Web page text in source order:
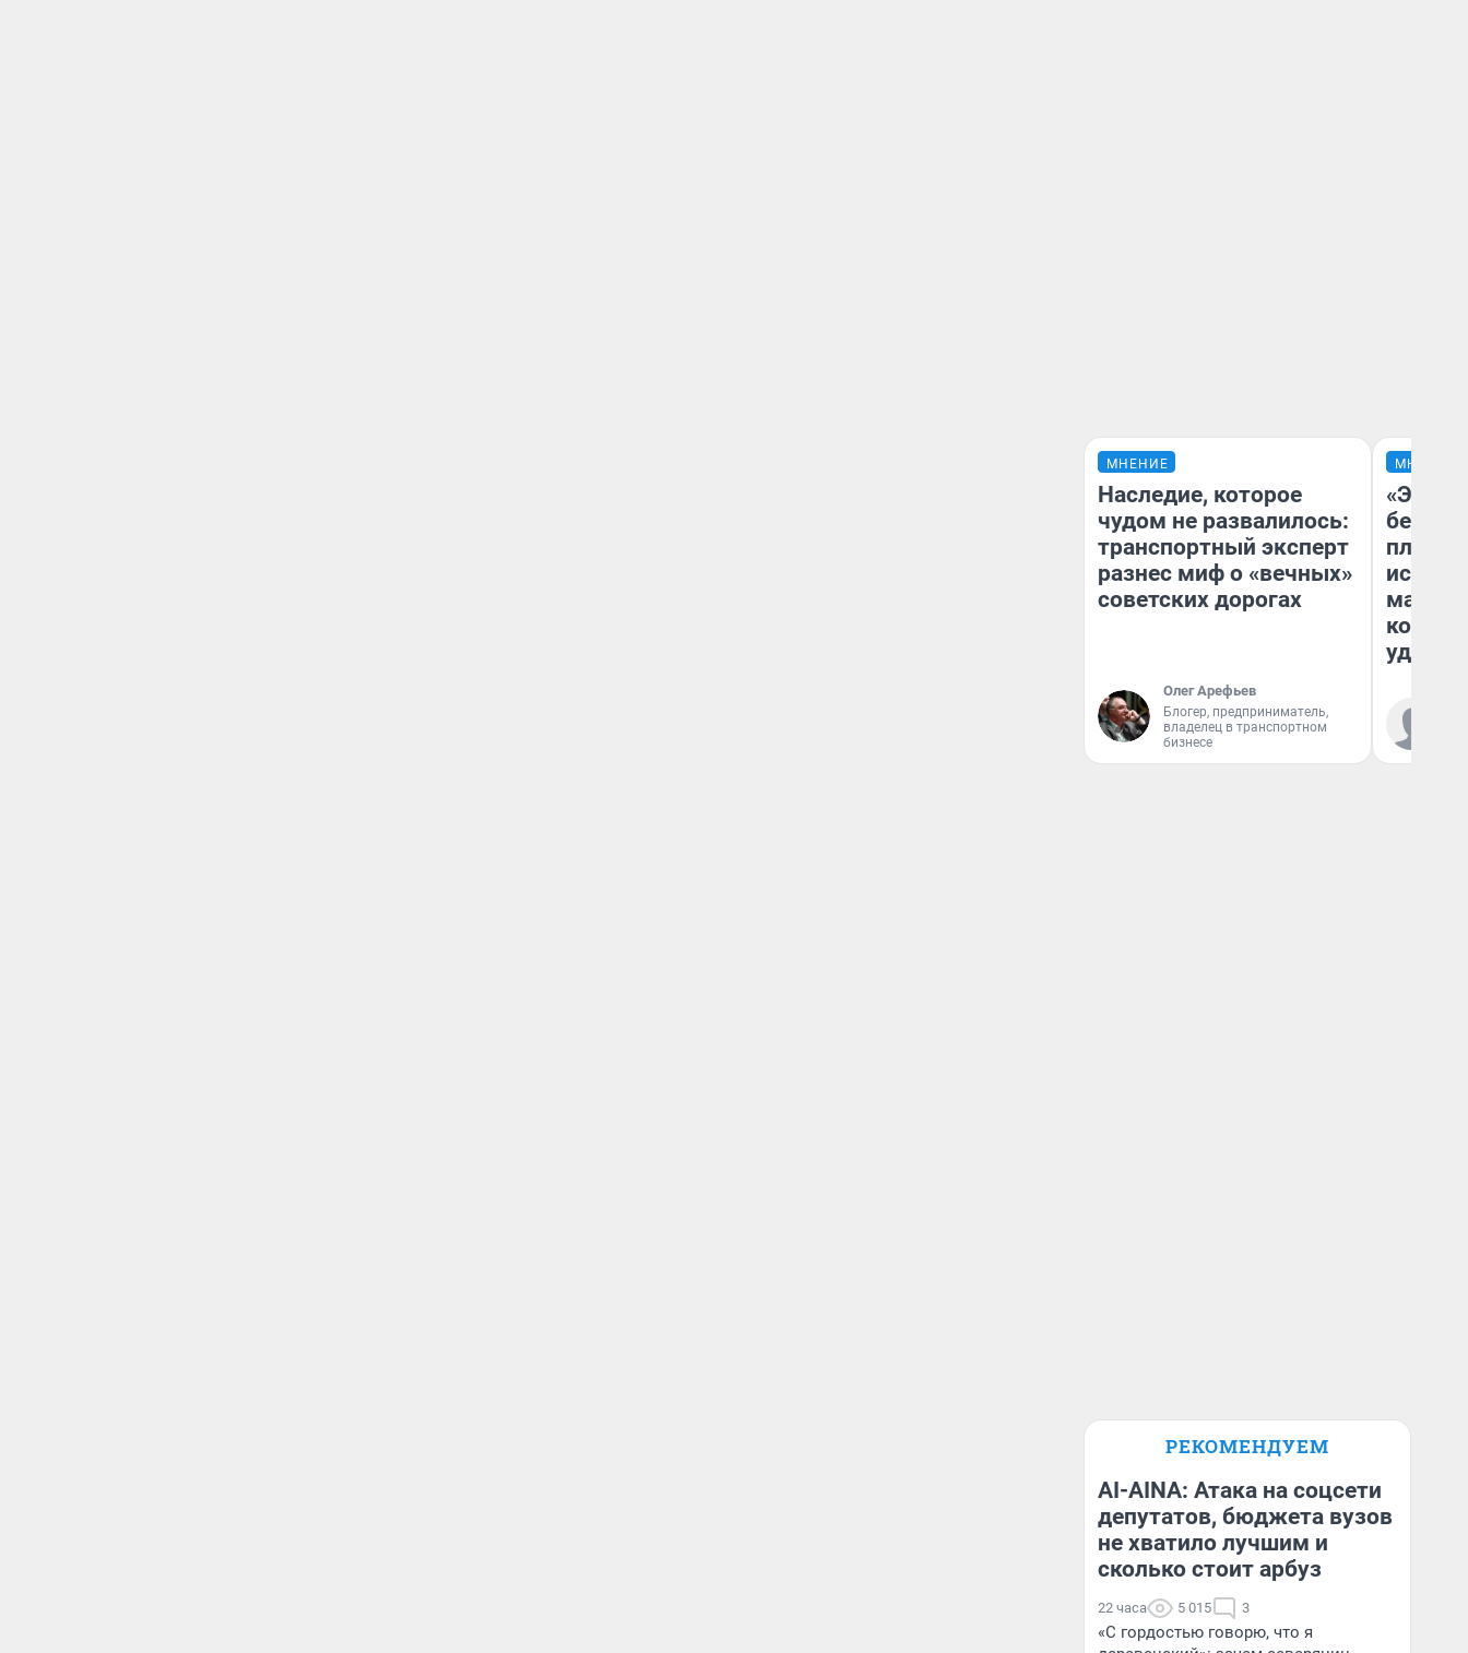
МНЕНИЕ
Наследие, которое
чудом не развалилось:
транспортный эксперт
разнес миф о «вечных»
советских дорогах
Олег Арефьев
Блогер, предприниматель,
владелец в транспортном
бизнесе
МНЕНИЕ
«Это
РЕКОМЕНДУЕМ
AI-AINA: Атака на соцсети
депутатов, бюджета вузов
не хватило лучшим и
сколько стоит арбуз
22 часа 5 015 3
«С гордостью говорю, что я